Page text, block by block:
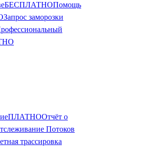
БЕСПЛАТНОПомощь
Запрос заморозки
ПЛАТНООтчёт о
Потоков
трассировка